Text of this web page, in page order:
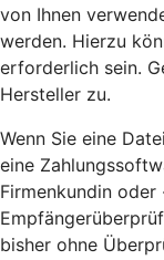
von Ihnen
werden. Hierzu
erforderlich sein.
Hersteller zu.
Wenn Sie eine
eine
Firmenkundin
bisher ohne